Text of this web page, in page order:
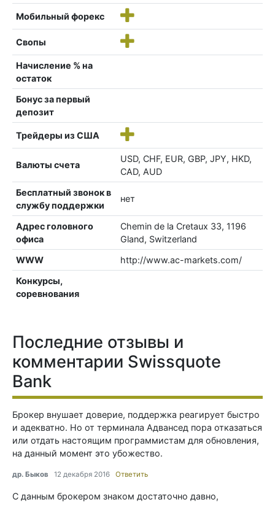
Мобильный форекс
Свопы
Начисление % на
остаток
Бонус за первый
депозит
Трейдеры из США
Валюты счета
USD, CHF, EUR, GBP, JPY, HKD,
CAD, AUD
Бесплатный звонок в
службу поддержки
нет
Адрес головного
офиса
Chemin de la Cretaux 33, 1196
Gland, Switzerland
WWW
http://www.ac-markets.com/
Конкурсы,
соревнования
Последние отзывы и
комментарии Swissquote
Bank
Брокер внушает доверие, поддержка реагирует быстро
и адекватно. Но от терминала Адвансед пора отказаться
или отдать настоящим программистам для обновления,
на данный момент это убожество.
др. Быков 12 декабря 2016 Ответить
С данным брокером знаком достаточно давно,